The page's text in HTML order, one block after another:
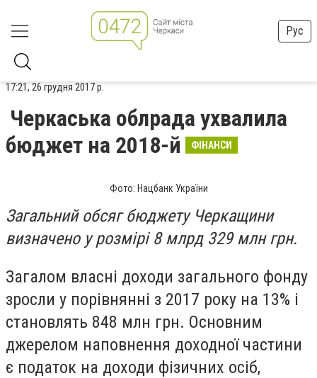
Рус
17:21, 26 грудня 2017 р.
Черкаська облрада ухвалила
бюджет на 2018-й
ФІНАНСИ
Фото: Нацбанк України
Загальний обсяг бюджету Черкащини
визначено у розмірі 8 млрд 329 млн грн.
Загалом власні доходи загального фонду
зросли у порівнянні з 2017 року на 13% і
становлять 848 млн грн. Основним
джерелом наповнення доходної частини
є податок на доходи фізичних осіб,